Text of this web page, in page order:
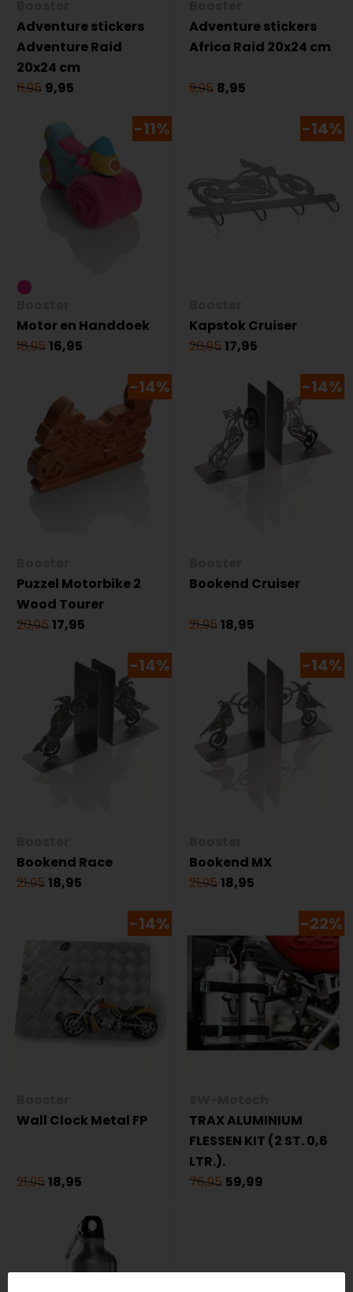
Adventure stickers
Adventure Raid
20x24 cm
11,95 9,95
Adventure stickers
Africa Raid 20x24 cm
9,95 8,95
-11%
Motor en Handdoek
18,9516,95
-14%
Kapstok Cruiser
20,9517,95
-14%
Puzzel Motorbike 2
Wood Tourer
20,9517,95
-14%
Bookend Cruiser
21,9518,95
-14%
Bookend Race
21,9518,95
-14%
Bookend MX
21,9518,95
-14%
Wall Clock Metal FP
21,9518,95
-22%
TRAX ALUMINIUM
FLESSEN KIT (2 ST. 0,6
LTR.).
76,95 59,99